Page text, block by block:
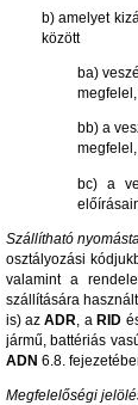
b) amelyet
között
ba)
bb) a
bc) a
Szállítható
osztályozási
valamint a
szállítására
is) azADR , aRID
jármű, battériás
ADN 6.8.
Megfelelőségi